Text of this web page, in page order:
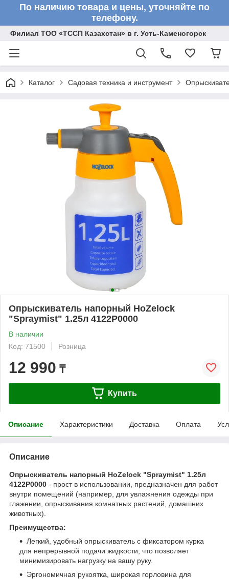
По наличию товара и цены, уточняйте по
телефону.
Филиал ТОО «ТССП Казахстан» в г. Усть-Каменогорск
Каталог Садовая техника и инструмент
Опрыскиватель напорный HoZelock
"Spraymist" 1.25л 4122P0000
В наличии
Код: 71500
Розница
12 990 ₸
Купить
Описание Характеристики Доставка Оплата
Описание
Опрыскиватель напорный HoZelock "Spraymist" 1.25л
4122P0000 - прост в использовании, предназначен для работ
внутри помещений (например, для увлажнения одежды при
глажении, опрыскивания комнатных растений, домашних
животных).
Преимущества:
Легкий, удобный опрыскиватель с фиксатором курка
для непрерывной подачи жидкости, что позволяет
минимизировать нагрузку на вашу руку.
Эргономичная рукоятка, широкая горловина для